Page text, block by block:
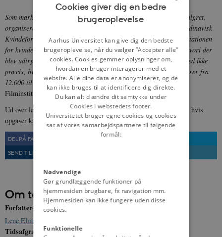
Som markering af grundlovsændringen, hvor kvinder fik tildelt valgret,
organiserede en række af kvindesagsorganisationerne, bl.a. Skandinavisk
Kvindeforbund, et valgretsoptog den 5. juni. Her afleverede deputationen
for kvindesagsforeningerne en adresse til regering og Rigsdag, hvori der
blev udtrykt værdsættelse af den nyerhvervede stemmeret. Man ved ikke
præcis, hvor mange kvinder der deltog, men samtidige skøn varierer fra
12.000 til 20.000 deltagere.Fradanmarkpaafilm.dk , Det Danske
Filminstitut.
Ud over leksikonartiklerne og kilderne indeholder temaet en
, hvis
opgaver kan besvares ud fra temaets materiale.
DEL PÅ FACEBOOK
DEL PÅ TWITTER
SEND TIL EN VEN
Om temaet
Forfatter(e)
Lene Elmegaard Bladt
Tidsafgrænsning
DANISH
Cookies giver dig en bedre
brugeroplevelse
Aarhus Universitet kan give dig den bedste
brugeroplevelse, når du vælger ”Accepter alle”
cookies. Cookies gemmer oplysninger om,
hvordan en bruger interagerer med et
website. Alle dine data er anonymiseret, og de
kan ikke bruges til at identificere dig direkte.
Du kan altid ændre dit samtykke under
Cookies i webstedets footer.
Universitetet bruger egne cookies og cookies
sat af vores samarbejdspartnere til følgende
formål:
Nødvendige
Gør grundlæggende funktioner på
hjemmesiden brugbare, fx navigation mm.
Hjemmesiden kan ikke fungere uden disse
cookies.
Funktionelle